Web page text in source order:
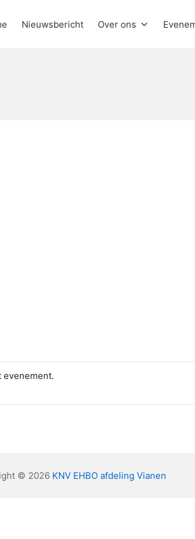
Nieuwsbericht Over ons
evenement.
© 2026 KNV EHBO afdeling Vianen